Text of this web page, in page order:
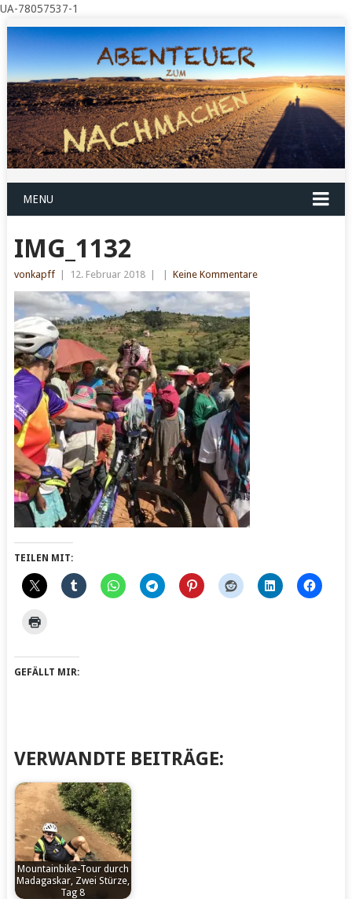
UA-78057537-1
MENU
IMG_1132
vonkapff 12. Februar 2018 Keine Kommentare
TEILEN MIT:
GEFÄLLT MIR:
VERWANDTE BEITRÄGE:
Mountainbike-Tour durch
Madagaskar, Zwei Stürze,
Tag 8